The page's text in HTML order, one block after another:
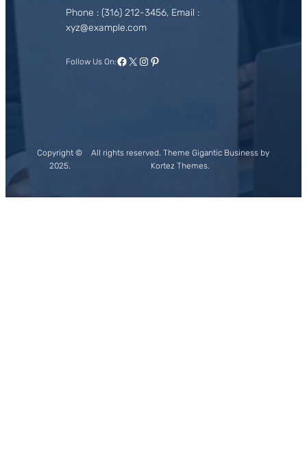
Phone : (316) 212-3456, Email :
xyz@example.com
Follow Us On:Facebook
X Instagram
Pinterest
Copyright ©
2025.
All rights reserved. Theme Gigantic Business by
Kortez Themes.